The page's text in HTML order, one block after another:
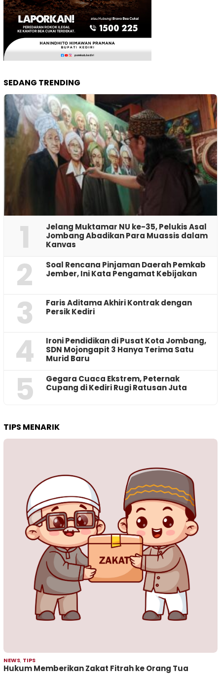
SEDANG TRENDING
1
Jelang Muktamar NU ke-35, Pelukis Asal
Jombang Abadikan Para Muassis dalam
Kanvas
2
‎Soal Rencana Pinjaman Daerah Pemkab
Jember, Ini Kata Pengamat Kebijakan ‎
3
Faris Aditama Akhiri Kontrak dengan
Persik Kediri
4
Ironi Pendidikan di Pusat Kota Jombang,
SDN Mojongapit 3 Hanya Terima Satu
Murid Baru
5
‎Gegara Cuaca Ekstrem, Peternak
Cupang di Kediri Rugi Ratusan Juta
TIPS MENARIK
NEWS, TIPS
Hukum Memberikan Zakat Fitrah ke Orang Tua